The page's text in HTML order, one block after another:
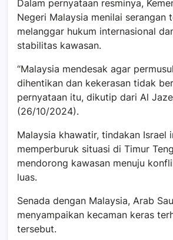
Dalam pernyataan resminya,
Negeri Malaysia menilai serangan
melanggar hukum internasional
stabilitas kawasan.
“Malaysia mendesak agar
dihentikan dan kekerasan tidak
pernyataan itu, dikutip dari Al
(26/10/2024).
Malaysia khawatir, tindakan Israel
memperburuk situasi di Timur
mendorong kawasan menuju
luas.
Senada dengan Malaysia, Arab
menyampaikan kecaman keras
tersebut.